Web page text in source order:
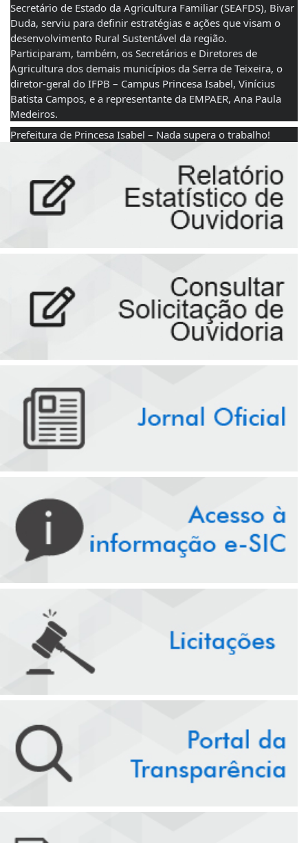
Secretário de Estado da Agricultura Familiar (SEAFDS), Bivar
Duda, serviu para definir estratégias e ações que visam o
desenvolvimento Rural Sustentável da região.
Participaram, também, os Secretários e Diretores de
Agricultura dos demais municípios da Serra de Teixeira, o
diretor-geral do IFPB – Campus Princesa Isabel, Vinícius
Batista Campos, e a representante da EMPAER, Ana Paula
Medeiros.
Prefeitura de Princesa Isabel – Nada supera o trabalho!